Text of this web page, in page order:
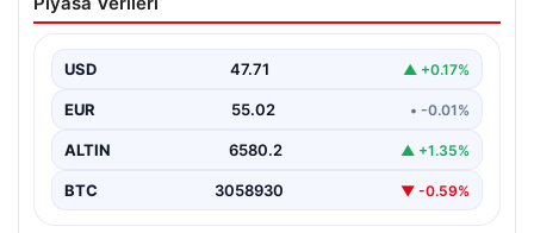
Yıldızın Çıkardığı Sır: Firari Teröristin
15 Temmuz 2016 tarihinde gerçekleştirilen başarısız
girişimin…
USD 47.71 ▲ +0.17%
EUR 55.02 • -0.01%
ALTIN 6580.2 ▲ +1.35%
BTC 3058930 ▼ -0.59%